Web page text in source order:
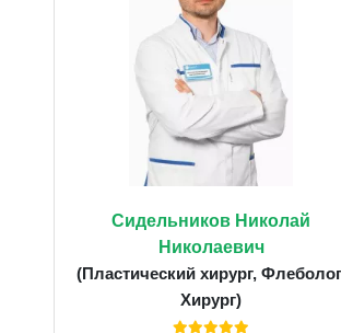
Сидельников Николай
Николаевич
(Пластический хирург,
Хирург)